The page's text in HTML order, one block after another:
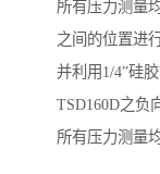
所有压力测量
之间的位置进
并利用1/4”硅
TSD160D之负
所有压力测量